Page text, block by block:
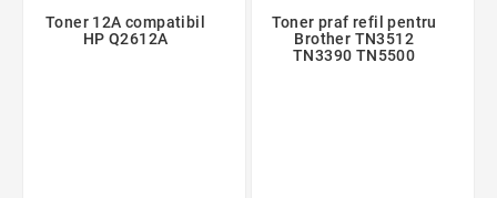
Toner 12A compatibil
HP Q2612A
Toner praf refil pentru
Brother TN3512
TN3390 TN5500